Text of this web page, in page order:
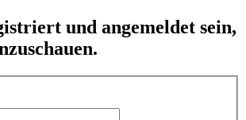
und angemeldet sein,